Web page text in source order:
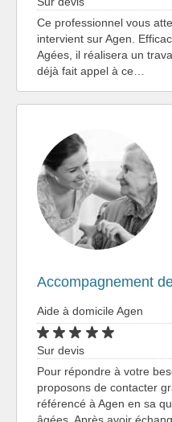
Ce professionnel vous
intervient sur Agen.
Agées, il réalisera un
déjà fait appel à ce…
Accompagnement
Aide à domicile Agen
Sur devis
Pour répondre à votre
proposons de contacter
référencé à Agen en sa
âgées. Après avoir